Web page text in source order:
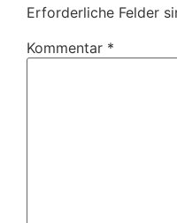
Erforderliche Felder
Kommentar *